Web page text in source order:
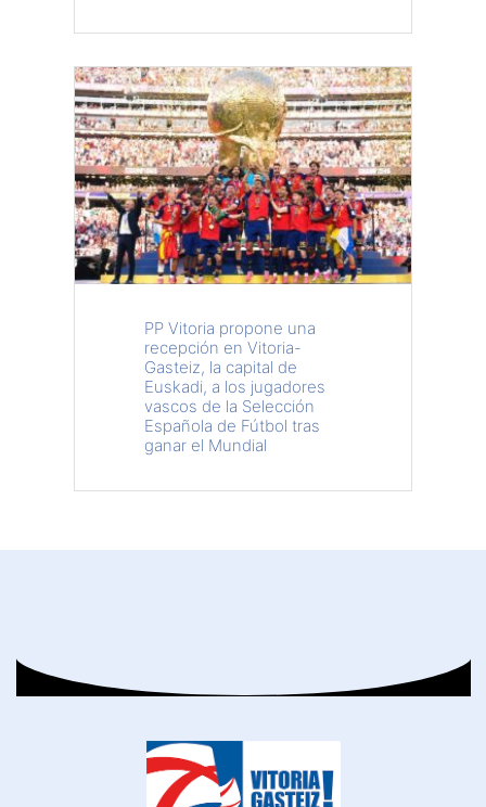
PP Vitoria propone una
recepción en Vitoria-
Gasteiz, la capital de
Euskadi, a los jugadores
vascos de la Selección
Española de Fútbol tras
ganar el Mundial